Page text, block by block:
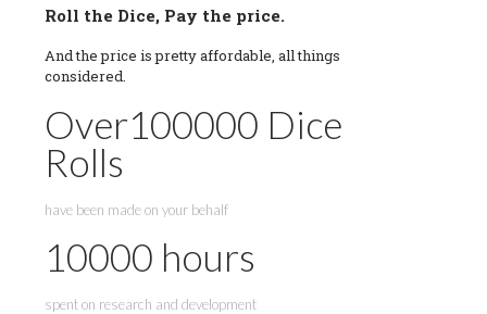
Roll the Dice, Pay the price.
And the price is pretty affordable, all things
considered.
Over100000 Dice
Rolls
have been made on your behalf
10000 hours
spent on research and development